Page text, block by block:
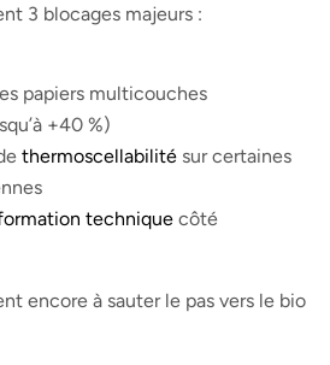
3 blocages majeurs :
papiers multicouches
+40 %)
thermoscellabilité sur certaines
technique côté
encore à sauter le pas vers le bio